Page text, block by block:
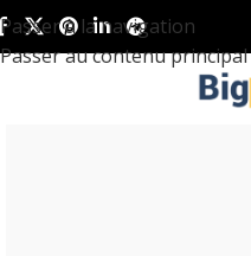
Passer à la navigation
Passer au contenu principal